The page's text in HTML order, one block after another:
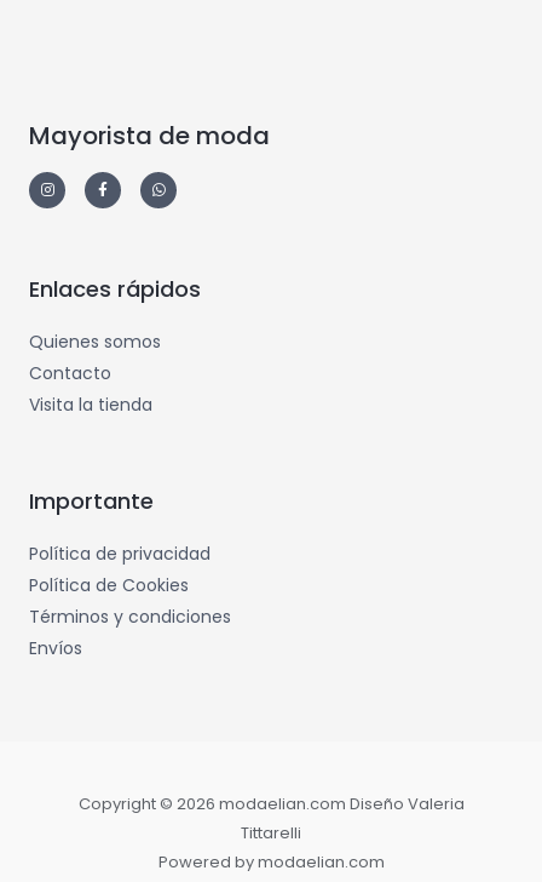
Mayorista de moda
Enlaces rápidos
Quienes somos
Contacto
Visita la tienda
Importante
Política de privacidad
Política de Cookies
Términos y condiciones
Envíos
Copyright © 2026 modaelian.com Diseño Valeria
Tittarelli
Powered by modaelian.com